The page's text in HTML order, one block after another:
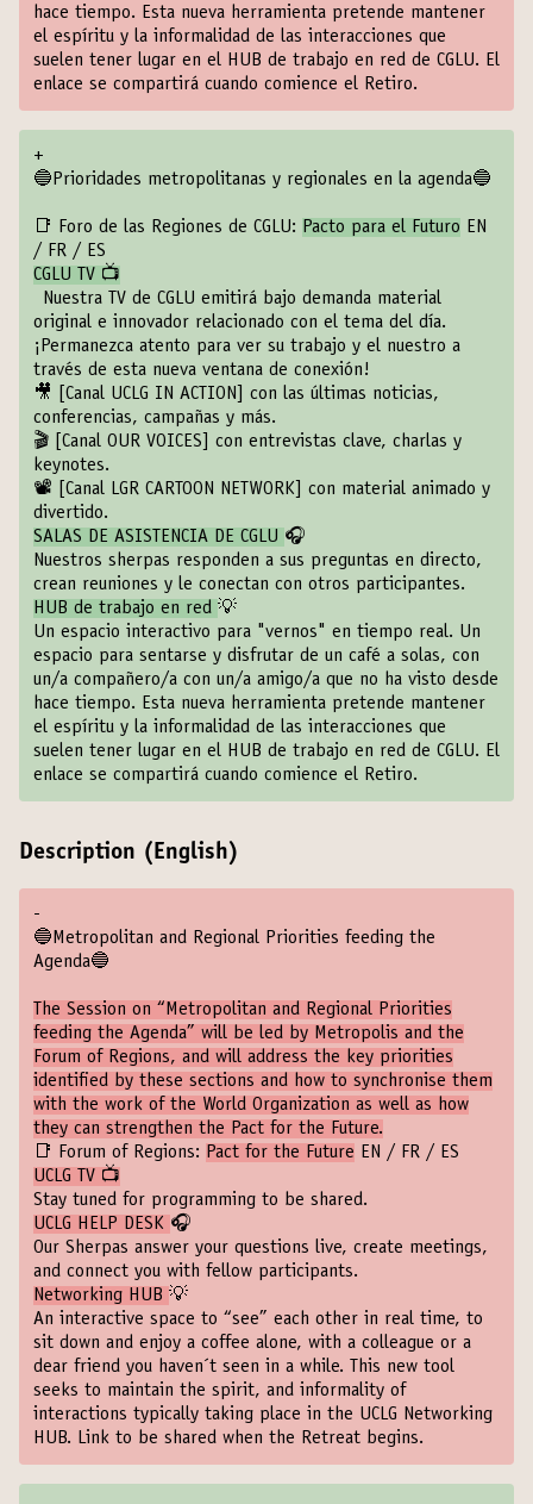
hace tiempo. Esta nueva herramienta pretende mantener
el espíritu y la informalidad de las interacciones que
suelen tener lugar en el HUB de trabajo en red de CGLU. El
enlace se compartirá cuando comience el Retiro.
+
🔵Prioridades metropolitanas y regionales en la agenda🔵
📑 Foro de las Regiones de CGLU: Pacto para el Futuro EN
/ FR / ES
CGLU TV 📺
Nuestra TV de CGLU emitirá bajo demanda material
original e innovador relacionado con el tema del día.
¡Permanezca atento para ver su trabajo y el nuestro a
través de esta nueva ventana de conexión!
🎥
[Canal UCLG IN ACTION]
con las últimas noticias,
conferencias, campañas y más.
🎬
[Canal OUR VOICES]
con entrevistas clave, charlas y
keynotes.
📽️
[Canal LGR CARTOON NETWORK]
con material animado y
divertido.
SALAS DE ASISTENCIA DE CGLU 🎧
Nuestros sherpas responden a sus preguntas en directo,
crean reuniones y le conectan con otros participantes.
HUB de trabajo en red 💡
Un espacio interactivo para "vernos" en tiempo real. Un
espacio para sentarse y disfrutar de un café a solas, con
un/a compañero/a con un/a amigo/a que no ha visto desde
hace tiempo. Esta nueva herramienta pretende mantener
el espíritu y la informalidad de las interacciones que
suelen tener lugar en el HUB de trabajo en red de CGLU. El
enlace se compartirá cuando comience el Retiro.
Description (English)
-
🔵Metropolitan and Regional Priorities feeding the
Agenda🔵
The Session on “Metropolitan and Regional Priorities
feeding the Agenda” will be led by Metropolis and the
Forum of Regions, and will address the key priorities
identified by these sections and how to synchronise them
with the work of the World Organization as well as how
they can strengthen the Pact for the Future.
📑 Forum of Regions: Pact for the Future EN / FR / ES
UCLG TV 📺
Stay tuned for programming to be shared.
UCLG HELP DESK 🎧
Our Sherpas answer your questions live, create meetings,
and connect you with fellow participants.
Networking HUB 💡
An interactive space to “see” each other in real time, to
sit down and enjoy a coffee alone, with a colleague or a
dear friend you haven´t seen in a while. This new tool
seeks to maintain the spirit, and informality of
interactions typically taking place in the UCLG Networking
HUB. Link to be shared when the Retreat begins.